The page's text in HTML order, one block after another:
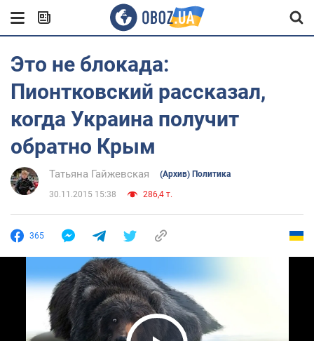
Это не блокада:
Пионтковский рассказал,
когда Украина получит
обратно Крым
Татьяна Гайжевская (Архив) Политика
30.11.2015 15:38 286,4 т.
365